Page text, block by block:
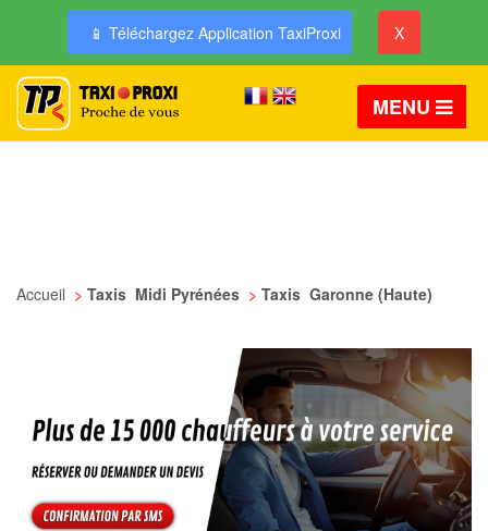
📱 Téléchargez Application TaxiProxi X
MENU
Accueil > Taxis Midi Pyrénées > Taxis Garonne (Haute)